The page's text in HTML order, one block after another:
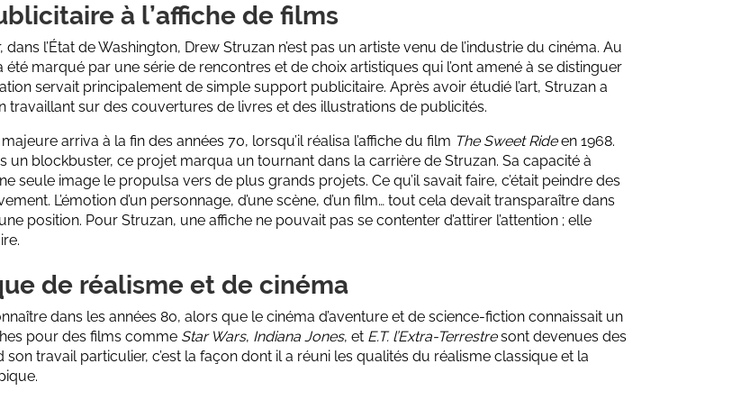
à l’affiche de films
dans l’État de Washington, Drew Struzan n’est pas un artiste venu de l’industrie du cinéma. Au
marqué par une série de rencontres et de choix artistiques qui l’ont amené à se distinguer
servait principalement de simple support publicitaire. Après avoir étudié l’art, Struzan a
travaillant sur des couvertures de livres et des illustrations de publicités.
arriva à la fin des années 70, lorsqu’il réalisa l’affiche du film The Sweet Rideen 1968.
un blockbuster, ce projet marqua un tournant dans la carrière de Struzan. Sa capacité à
seule image le propulsa vers de plus grands projets. Ce qu’il savait faire, c’était peindre des
L’émotion d’un personnage, d’une scène, d’un film… tout cela devait transparaître dans
position. Pour Struzan, une affiche ne pouvait pas se contenter d’attirer l’attention ; elle
de réalisme et de cinéma
dans les années 80, alors que le cinéma d’aventure et de science-fiction connaissait un
pour des films comme Star Wars, Indiana Jones, et E.T. l’Extra-Terrestresont devenues des
travail particulier, c’est la façon dont il a réuni les qualités du réalisme classique et la